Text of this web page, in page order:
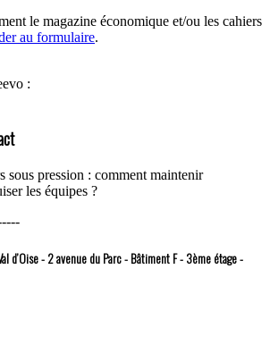
le magazine économique et/ou les cahiers
au formulaire.
:
sous pression : comment maintenir
les équipes ?
d’Oise - 2 avenue du Parc - Bâtiment F - 3ème étage -